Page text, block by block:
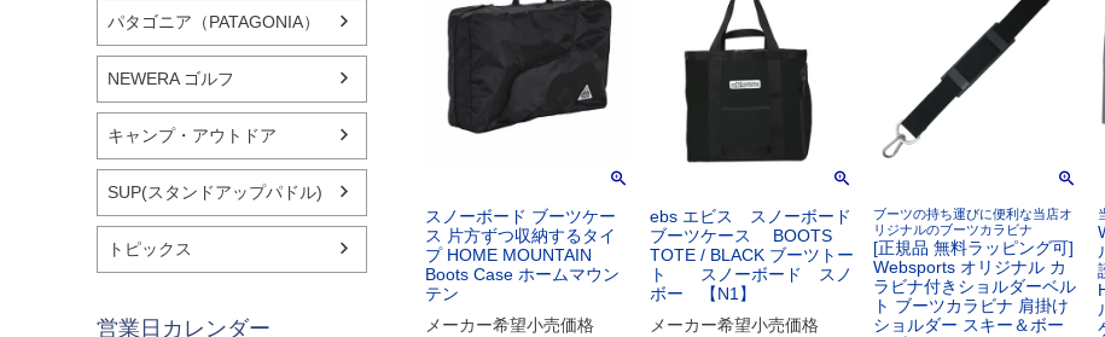
パタゴニア（PATAGONIA）
NEWERA ゴルフ
キャンプ・アウトドア
SUP(スタンドアップパドル)
トピックス
営業日カレンダー
スノーボード ブーツケー
ス 片方ずつ収納するタイ
プ HOME MOUNTAIN
Boots Case ホームマウン
テン
メーカー希望小売価格
ebs エビス スノーボード
ブーツケース BOOTS
TOTE / BLACK ブーツトー
ト スノーボード スノ
ボー 【N1】
メーカー希望小売価格
ブーツの持ち運びに便利な当店オ
リジナルのブーツカラビナ
[正規品 無料ラッピング可]
Websports オリジナル カ
ラビナ付きショルダーベル
ト ブーツカラビナ 肩掛け
ショルダー スキー＆ボー